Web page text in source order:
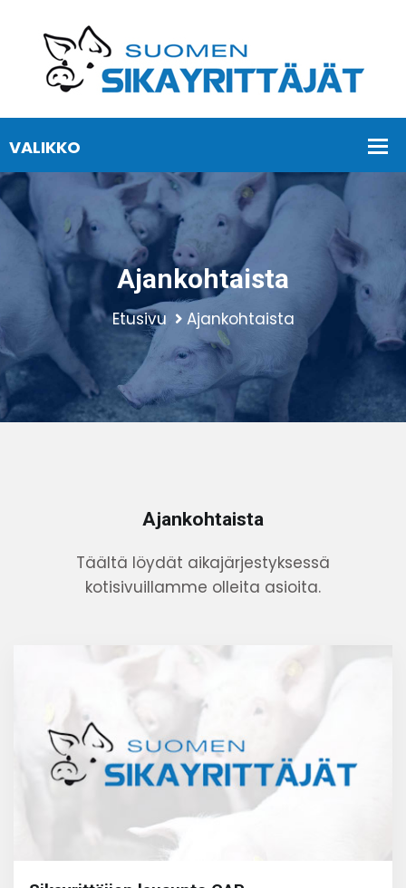
Ajankohtaista
Etusivu Ajankohtaista
Ajankohtaista
Täältä löydät aikajärjestyksessä
kotisivuillamme olleita asioita.